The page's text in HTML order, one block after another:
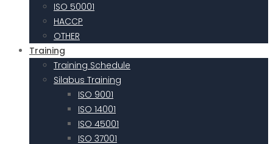
ISO 50001
HACCP
OTHER
Training
Training Schedule
Silabus Training
ISO 9001
ISO 14001
ISO 45001
ISO 37001